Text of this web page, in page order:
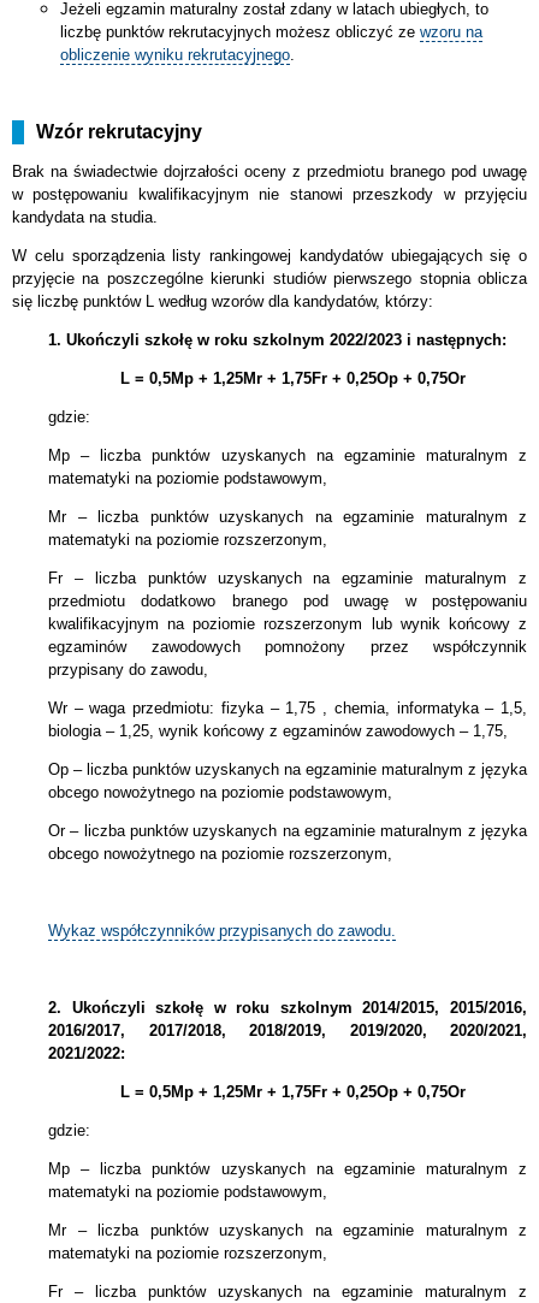
Jeżeli egzamin maturalny został zdany w latach ubiegłych, to
liczbę punktów rekrutacyjnych możesz obliczyć ze wzoru na
obliczenie wyniku rekrutacyjnego
Wzór rekrutacyjny
Brak na świadectwie dojrzałości oceny z przedmiotu branego pod uwagę
w postępowaniu kwalifikacyjnym nie stanowi przeszkody w przyjęciu
kandydata na studia.
W celu sporządzenia listy rankingowej kandydatów ubiegających się o
przyjęcie na poszczególne kierunki studiów pierwszego stopnia oblicza
się liczbę punktów L według wzorów dla kandydatów, którzy:
1. Ukończyli szkołę w roku szkolnym 2022/2023 i następnych:
L = 0,5Mp + 1,25Mr + 1,75Fr + 0,25Op + 0,75Or
gdzie:
Mp – liczba punktów uzyskanych na egzaminie maturalnym z
matematyki na poziomie podstawowym,
Mr – liczba punktów uzyskanych na egzaminie maturalnym z
matematyki na poziomie rozszerzonym,
Fr – liczba punktów uzyskanych na egzaminie maturalnym z
przedmiotu dodatkowo branego pod uwagę w postępowaniu
kwalifikacyjnym na poziomie rozszerzonym lub wynik końcowy z
egzaminów zawodowych pomnożony przez współczynnik
przypisany do zawodu,
Wr – waga przedmiotu: fizyka – 1,75 , chemia, informatyka – 1,5,
biologia – 1,25, wynik końcowy z egzaminów zawodowych – 1,75,
Op – liczba punktów uzyskanych na egzaminie maturalnym z języka
obcego nowożytnego na poziomie podstawowym,
Or – liczba punktów uzyskanych na egzaminie maturalnym z języka
obcego nowożytnego na poziomie rozszerzonym,
Wykaz współczynników przypisanych do zawodu.
2. Ukończyli szkołę w roku szkolnym 2014/2015, 2015/2016,
2016/2017, 2017/2018, 2018/2019, 2019/2020, 2020/2021,
2021/2022:
L = 0,5Mp + 1,25Mr + 1,75Fr + 0,25Op + 0,75Or
gdzie:
Mp – liczba punktów uzyskanych na egzaminie maturalnym z
matematyki na poziomie podstawowym,
Mr – liczba punktów uzyskanych na egzaminie maturalnym z
matematyki na poziomie rozszerzonym,
Fr – liczba punktów uzyskanych na egzaminie maturalnym z